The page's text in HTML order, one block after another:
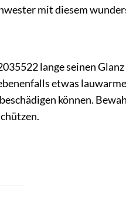
mit diesem
lange seinen
etwas
können.